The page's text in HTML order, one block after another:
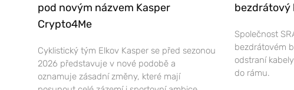
pod novým názvem Kasper
Crypto4Me
Cyklistický tým Elkov Kasper se před sezonou
2026 představuje v nové podobě a
oznamuje zásadní změny, které mají
bezdrátový
Společnost
bezdrátovém
odstraní
do rámu.